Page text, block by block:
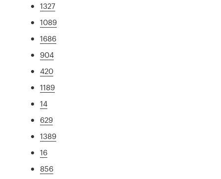
1327
1089
1686
904
420
1189
14
629
1389
16
856